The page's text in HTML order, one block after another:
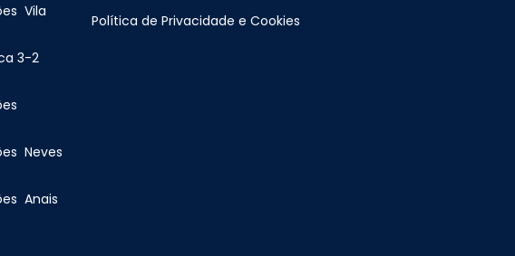
Vila
3-2
Neves
Anais
Política de Privacidade e Cookies